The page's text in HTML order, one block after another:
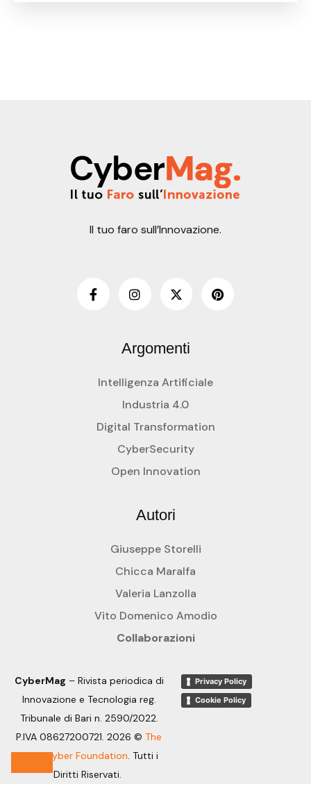
Il tuo faro sull’Innovazione.
Argomenti
Intelligenza Artificiale
Industria 4.0
Digital Transformation
CyberSecurity
Open Innovation
Autori
Giuseppe Storelli
Chicca Maralfa
Valeria Lanzolla
Vito Domenico Amodio
Collaborazioni
CyberMag – Rivista periodica di
Innovazione e Tecnologia reg.
Tribunale di Bari n. 2590/2022.
P.IVA 08627200721. 2026 ©The
OpenCyber Foundation. Tutti i
Diritti Riservati.
Privacy Policy
Cookie Policy